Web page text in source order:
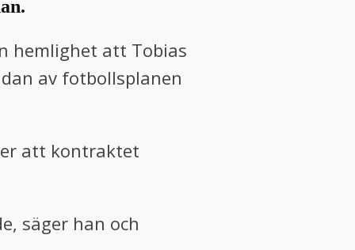
hemlighet att Tobias
av fotbollsplanen
att kontraktet
säger han och